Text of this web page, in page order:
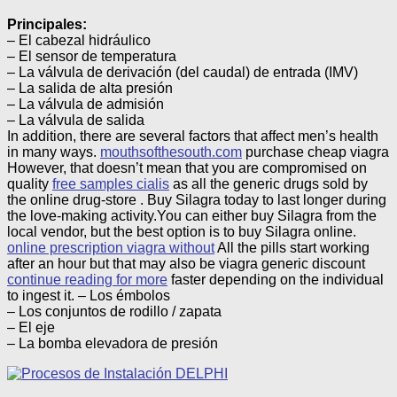
Principales:
– El cabezal hidráulico
– El sensor de temperatura
– La válvula de derivación (del caudal) de entrada (IMV)
– La salida de alta presión
– La válvula de admisión
– La válvula de salida
In addition, there are several factors that affect men’s health
in many ways. mouthsofthesouth.com purchase cheap viagra
However, that doesn’t mean that you are compromised on
quality free samples cialis as all the generic drugs sold by
the online drug-store . Buy Silagra today to last longer during
the love-making activity.You can either buy Silagra from the
local vendor, but the best option is to buy Silagra online.
online prescription viagra withoutAll the pills start working
after an hour but that may also be viagra generic discount
continue reading for more faster depending on the individual
to ingest it. – Los émbolos
– Los conjuntos de rodillo / zapata
– El eje
– La bomba elevadora de presión